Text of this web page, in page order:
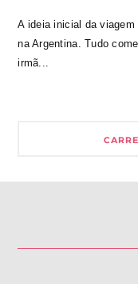
A ideia inicial da
na Argentina. Tudo
irmã...